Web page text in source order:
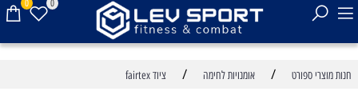
0 0
חנות מוצרי ספורט / אומנויות לחימה / ציוד fairtex